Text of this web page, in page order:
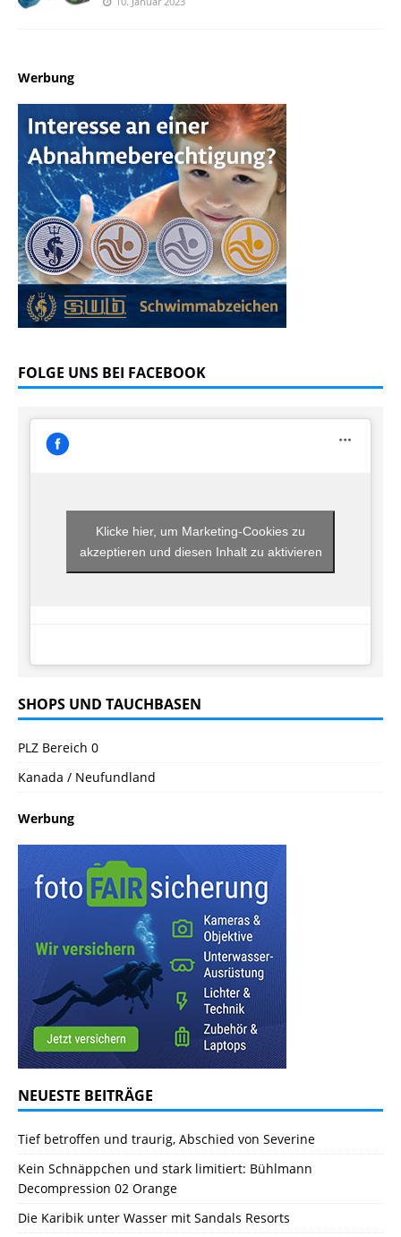
Werbung
FOLGE UNS BEI FACEBOOK
Klicke hier, um Marketing-Cookies zu
akzeptieren und diesen Inhalt zu aktivieren
SHOPS UND TAUCHBASEN
PLZ Bereich 0
Kanada / Neufundland
Werbung
NEUESTE BEITRÄGE
Tief betroffen und traurig, Abschied von Severine
Kein Schnäppchen und stark limitiert: Bühlmann
Decompression 02 Orange
Die Karibik unter Wasser mit Sandals Resorts